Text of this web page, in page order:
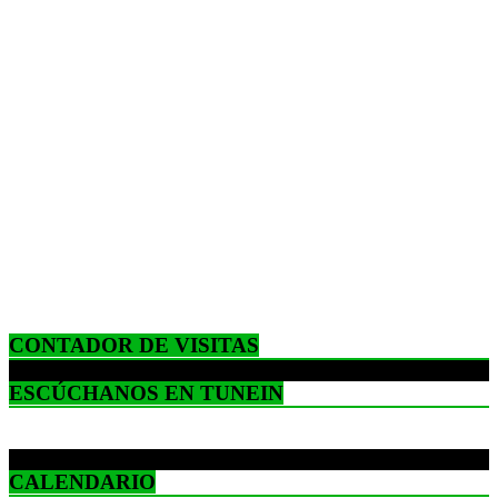
CONTADOR DE VISITAS
ESCÚCHANOS EN TUNEIN
CALENDARIO